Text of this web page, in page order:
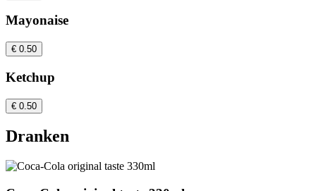
Mayonaise
€ 0.50
Ketchup
€ 0.50
Dranken